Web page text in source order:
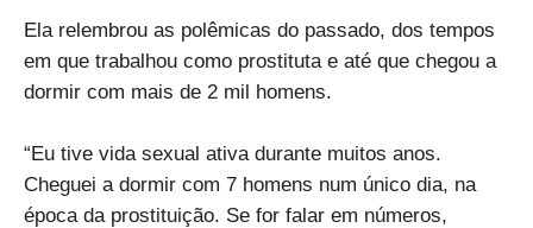
Ela relembrou as polêmicas do passado, dos tempos
em que trabalhou como prostituta e até que chegou a
dormir com mais de 2 mil homens.
“Eu tive vida sexual ativa durante muitos anos.
Cheguei a dormir com 7 homens num único dia, na
época da prostituição. Se for falar em números,